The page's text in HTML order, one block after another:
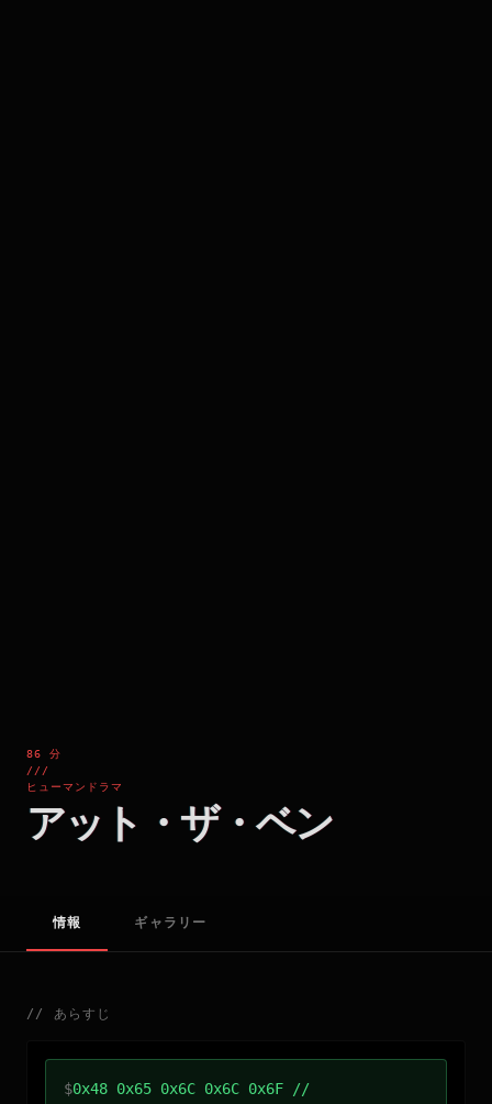
86 分
///
ヒューマンドラマ
アット・ザ・ベン
情報 ギャラリー
// あらすじ
$0x48 0x65 0x6C 0x6C 0x6F //